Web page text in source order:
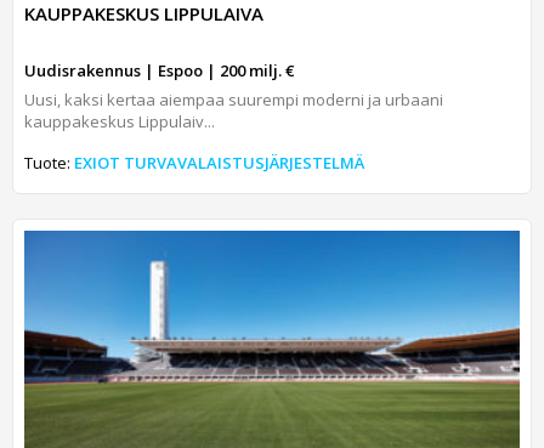
KAUPPAKESKUS LIPPULAIVA
Uudisrakennus | Espoo | 200 milj. €
Uusi, kaksi kertaa aiempaa suurempi moderni ja urbaani
kauppakeskus Lippulaiv...
Tuote: EXIOT TURVAVALAISTUSJÄRJESTELMÄ